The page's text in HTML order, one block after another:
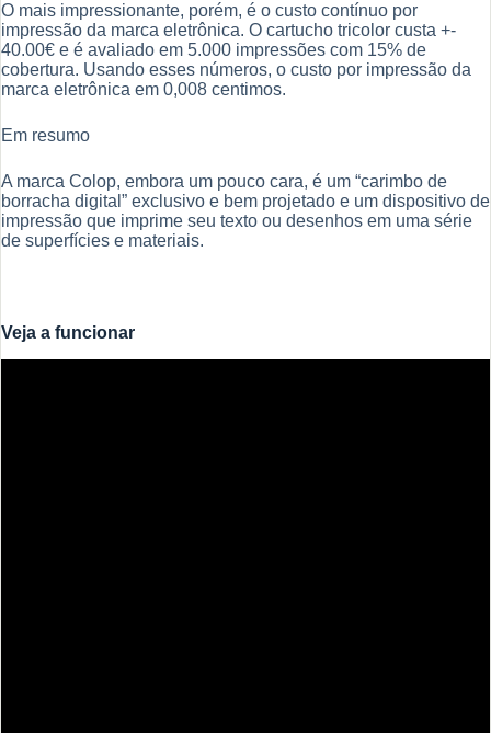
O mais impressionante, porém, é o custo contínuo por
impressão da marca eletrônica. O cartucho tricolor custa +-
40.00€ e é avaliado em 5.000 impressões com 15% de
cobertura. Usando esses números, o custo por impressão da
marca eletrônica em 0,008 centimos.
Em resumo
A marca Colop, embora um pouco cara, é um “carimbo de
borracha digital” exclusivo e bem projetado e um dispositivo de
impressão que imprime seu texto ou desenhos em uma série
de superfícies e materiais.
Veja a funcionar